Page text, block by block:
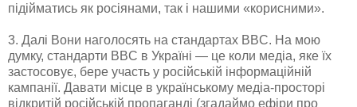
підійматись як росіянами, так і нашими «корисними».
3. Далі Вони наголосять на стандартах BBC. На мою
думку, стандарти BBC в Україні — це коли медіа, яке їх
застосовує, бере участь у російській інформаційній
кампанії. Давати місце в українському медіа-просторі
відкритій російській пропаганді (згадаймо ефіри про